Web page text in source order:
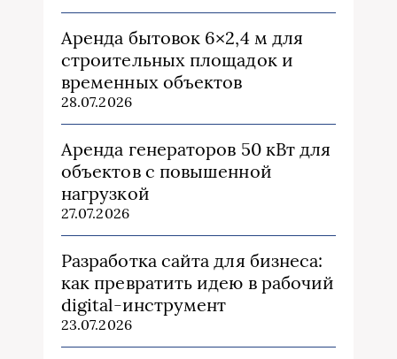
Аренда бытовок 6×2,4 м для
строительных площадок и
временных объектов
28.07.2026
Аренда генераторов 50 кВт для
объектов с повышенной
нагрузкой
27.07.2026
Разработка сайта для бизнеса:
как превратить идею в рабочий
digital-инструмент
23.07.2026